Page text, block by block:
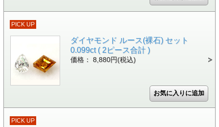
PICK UP
ダイヤモンド ルース(裸石) セット
0.099ct ( 2ピース合計 )
価格： 8,880円(税込)
PICK UP